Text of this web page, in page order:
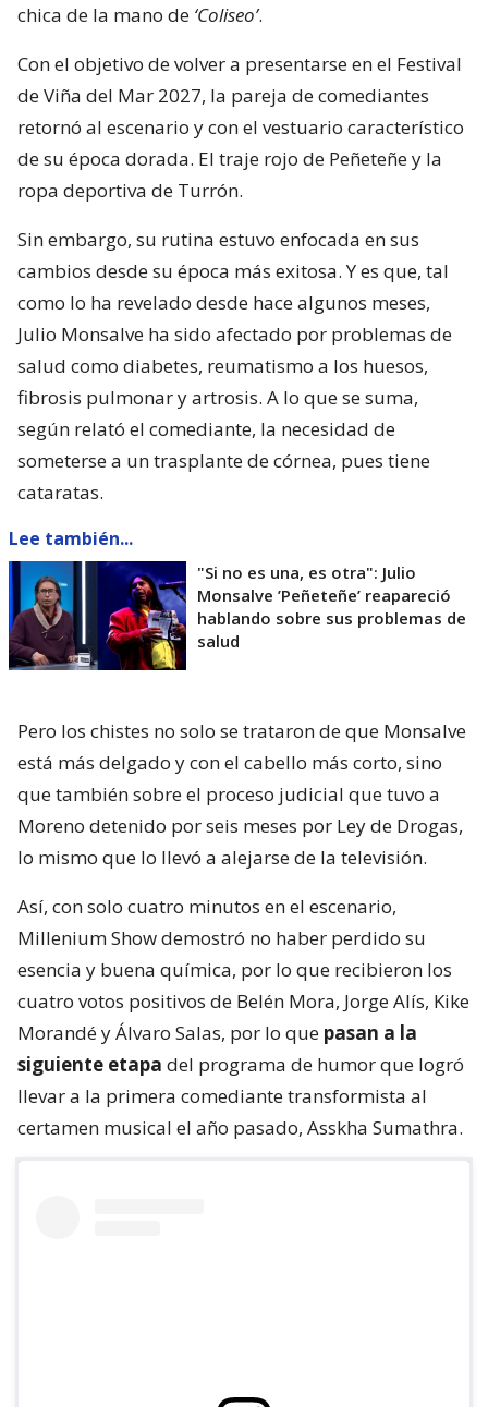
chica de la mano de ‘Coliseo’.
Con el objetivo de volver a presentarse en el Festival
de Viña del Mar 2027, la pareja de comediantes
retornó al escenario y con el vestuario característico
de su época dorada. El traje rojo de Peñeteñe y la
ropa deportiva de Turrón.
Sin embargo, su rutina estuvo enfocada en sus
cambios desde su época más exitosa. Y es que, tal
como lo ha revelado desde hace algunos meses,
Julio Monsalve ha sido afectado por problemas de
salud como diabetes, reumatismo a los huesos,
fibrosis pulmonar y artrosis. A lo que se suma,
según relató el comediante, la necesidad de
someterse a un trasplante de córnea, pues tiene
cataratas.
Lee también...
"Si no es una, es otra": Julio
Monsalve ’Peñeteñe’ reapareció
hablando sobre sus problemas de
salud
Pero los chistes no solo se trataron de que Monsalve
está más delgado y con el cabello más corto, sino
que también sobre el proceso judicial que tuvo a
Moreno detenido por seis meses por Ley de Drogas,
lo mismo que lo llevó a alejarse de la televisión.
Así, con solo cuatro minutos en el escenario,
Millenium Show demostró no haber perdido su
esencia y buena química, por lo que recibieron los
cuatro votos positivos de Belén Mora, Jorge Alís, Kike
Morandé y Álvaro Salas, por lo que pasan a la
siguiente etapa del programa de humor que logró
llevar a la primera comediante transformista al
certamen musical el año pasado, Asskha Sumathra.